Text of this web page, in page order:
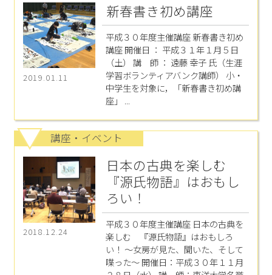
2019.01.11
新春書き初め講座
平成３０年度主催講座 新春書き初め
講座 開催日 ： 平成３１年１月５日
（土） 講 師 ： 遠藤 幸子 氏（生涯
学習ボランティアバンク講師） 小・
中学生を対象に，「新春書き初め講
座」 ...
講座・イベント
2018.12.24
日本の古典を楽しむ
『源氏物語』はおもし
ろい！
平成３０年度主催講座 日本の古典を
楽しむ 『源氏物語』はおもしろ
い！ ～女房が見た、聞いた、そして
喋った～ 開催日：平成３０年１１月